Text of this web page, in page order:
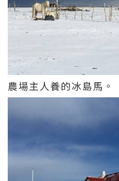
農場主人養的冰島馬。